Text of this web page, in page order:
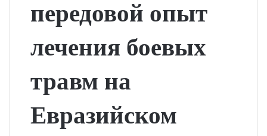
передовой опыт
лечения боевых
травм на
Евразийском